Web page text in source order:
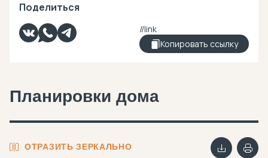
Поделиться
Копировать ссылку
Планировки дома
ОТРАЗИТЬ ЗЕРКАЛЬНО